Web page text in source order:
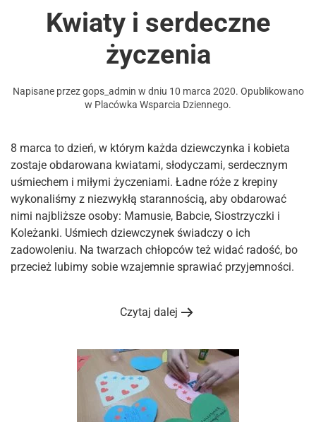
Kwiaty i serdeczne
życzenia
Napisane przezgops_admin w dniu 10 marca 2020. Opublikowano
w Placówka Wsparcia Dziennego.
8 marca to dzień, w którym każda dziewczynka i kobieta
zostaje obdarowana kwiatami, słodyczami, serdecznym
uśmiechem i miłymi życzeniami. Ładne róże z krepiny
wykonaliśmy z niezwykłą starannością, aby obdarować
nimi najbliższe osoby: Mamusie, Babcie, Siostrzyczki i
Koleżanki. Uśmiech dziewczynek świadczy o ich
zadowoleniu. Na twarzach chłopców też widać radość, bo
przecież lubimy sobie wzajemnie sprawiać przyjemności.
Czytaj dalej